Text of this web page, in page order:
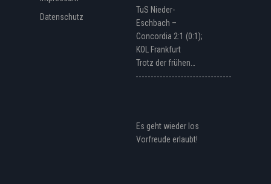
Datenschutz
TuS Nieder-
Eschbach –
Concordia 2:1 (0:1);
KOL Frankfurt
Trotz der frühen…
Es geht wieder los
Vorfreude erlaubt!